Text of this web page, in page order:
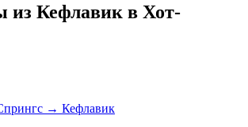
из Кефлавик в Хот-
→ Кефлавик